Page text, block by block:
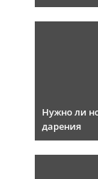
Нужно ли
дарения